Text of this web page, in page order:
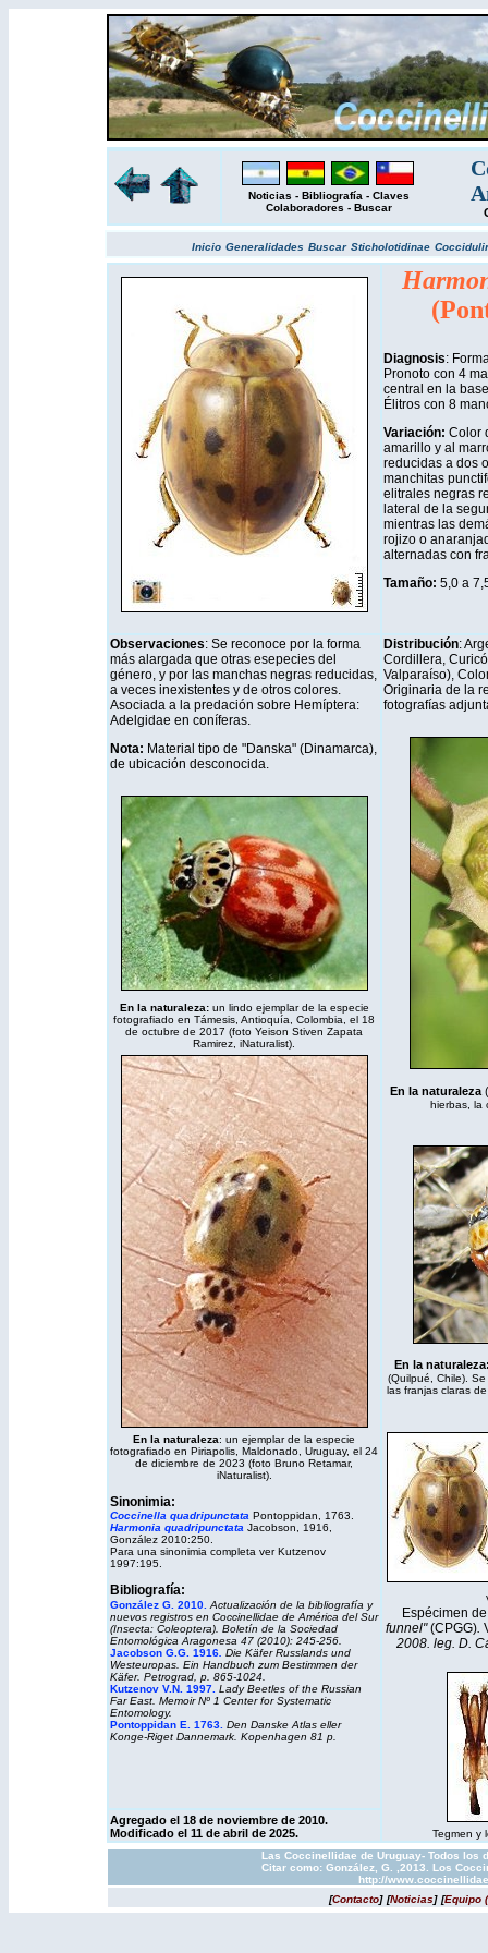
Noticias - Bibliografía - Claves
Colaboradores - Buscar
Inicio Generalidades Buscar Sticholotidinae
Diagnosis:
Pronoto con 4
central en la
Élitros con 8
Variación: Color
amarillo y al
reducidas a dos
manchitas
elitrales negras
lateral de la
mientras las
rojizo o
alternadas con
Tamaño: 5,0 a
Observaciones: Se reconoce por la forma
más alargada que otras esepecies del
género, y por las manchas negras reducidas,
a veces inexistentes y de otros colores.
Asociada a la predación sobre Hemíptera:
Adelgidae en coníferas.
Nota: Material tipo de "Danska" (Dinamarca),
de ubicación desconocida.
En la naturaleza:un lindo ejemplar de la especie
fotografiado en Támesis, Antioquía, Colombia, el 18
de octubre de 2017 (foto Yeison Stiven Zapata
Ramirez, iNaturalist).
En la naturaleza: un ejemplar de la especie
fotografiado en Piriapolis, Maldonado, Uruguay, el 24
de diciembre de 2023 (foto Bruno Retamar,
iNaturalist).
Sinonimia:
Coccinella quadripunctata Pontoppidan, 1763.
Harmonia quadripunctata Jacobson, 1916,
González 2010:250.
Para una sinonimia completa ver Kutzenov
1997:195.
Bibliografía:
González G. 2010. Actualización de la bibliografía y
nuevos registros en Coccinellidae de América del Sur
(Insecta: Coleoptera). Boletín de la Sociedad
Entomológica Aragonesa 47 (2010): 245-256.
Jacobson G.G. 1916. Die Käfer Russlands und
Westeuropas. Ein Handbuch zum Bestimmen der
Käfer. Petrograd, p. 865-1024.
Kutzenov V.N. 1997. Lady Beetles of the Russian
Far East. Memoir Nº 1 Center for Systematic
Entomology.
Pontoppidan E. 1763. Den Danske Atlas eller
Konge-Riget Dannemark. Kopenhagen 81 p.
Distribución:
Cordillera,
Valparaíso),
Originaria de la
fotografías
En la naturaleza
hierbas, la
En la
(Quilpué, Chile).
las franjas claras
Espécimen
funnel"(CPGG).
2008. leg. D.
Tegmen y
Agregado el 18 de noviembre de 2010.
Modificado el 11 de abril de 2025.
Las Coccinellidae de Uruguay- Todos los
Citar como: González, G. ,2013. Los
http://
[Contacto] [Noticias] [Equipo